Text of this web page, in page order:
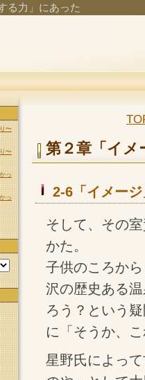
る力」にあった
第２章「イメ
2-6「イメー
そして、その
かた。
子供のころか
沢の歴史ある
ろう？という
に「そうか、
星野氏によっ
〜
〜
っ
っ